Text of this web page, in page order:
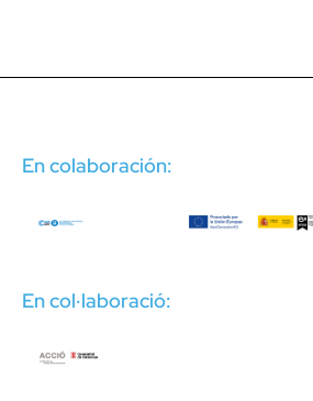
En colaboración:
En col·laboració: